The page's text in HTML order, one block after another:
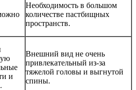
Необходимость в большом
количестве пастбищных
пространств.
и
Внешний вид не очень
привлекательный из-за
тяжелой головы и выгнутой
спины.